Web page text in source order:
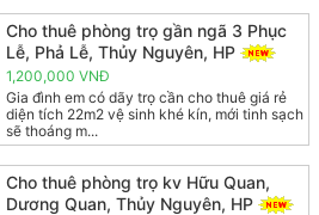
Cho thuê phòng trọ gần ngã 3 Phục
Lễ, Phả Lễ, Thủy Nguyên, HP
1,200,000 VNĐ
Gia đình em có dãy trọ cần cho thuê giá rẻ
diện tích 22m2 vệ sinh khé kín, mới tinh sạch
sẽ thoáng m...
Cho thuê phòng trọ kv Hữu Quan,
Dương Quan, Thủy Nguyên, HP